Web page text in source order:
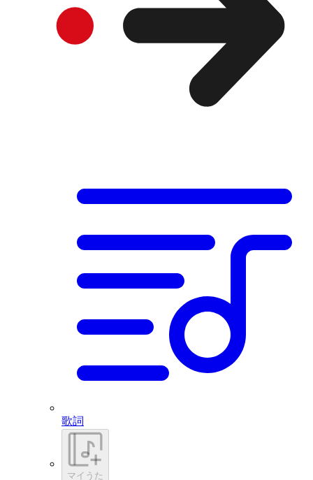
歌詞
マイうた